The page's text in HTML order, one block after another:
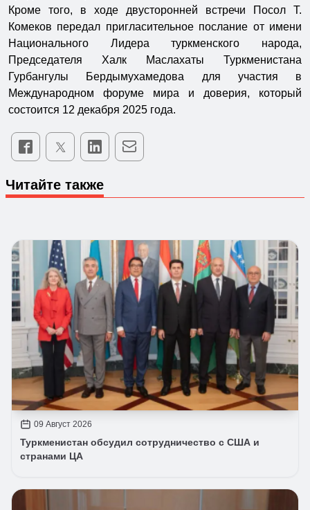
Кроме того, в ходе двусторонней встречи Посол Т.
Комеков передал пригласительное послание от имени
Национального Лидера туркменского народа,
Председателя Халк Маслахаты Туркменистана
Гурбангулы Бердымухамедова для участия в
Международном форуме мира и доверия, который
состоится 12 декабря 2025 года.
Читайте также
09 Август 2026
Туркменистан обсудил сотрудничество с США и
странами ЦА